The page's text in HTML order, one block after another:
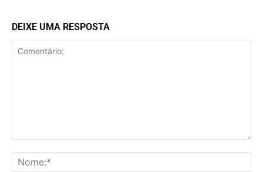
DEIXE UMA RESPOSTA